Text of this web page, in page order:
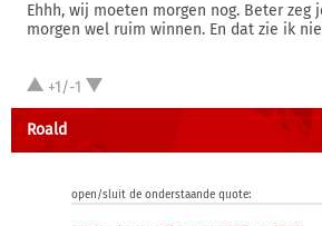
Ehhh, wij moeten morgen nog. Beter
morgen wel ruim winnen. En dat zie ik
+1/-1
Roald
open/sluit de onderstaande quote: